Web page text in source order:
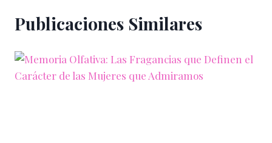
Publicaciones Similares